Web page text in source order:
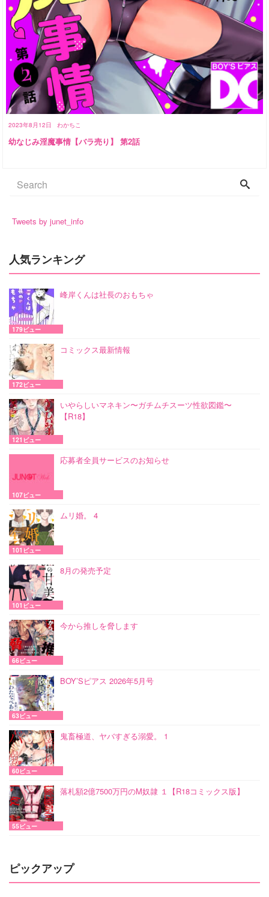
2023年8月12日 わかちこ
幼なじみ淫魔事情【バラ売り】 第2話
Tweets by junet_info
人気ランキング
峰岸くんは社長のおもちゃ
179ビュー
コミックス最新情報
172ビュー
いやらしいマネキン〜ガチムチスーツ性欲図鑑〜
【R18】
121ビュー
応募者全員サービスのお知らせ
107ビュー
ムリ婚。 4
101ビュー
8月の発売予定
101ビュー
今から推しを脅します
66ビュー
BOY’Sピアス 2026年5月号
63ビュー
鬼畜極道、ヤバすぎる溺愛。 1
60ビュー
落札額2億7500万円のM奴隷 １【R18コミックス版】
55ビュー
ピックアップ